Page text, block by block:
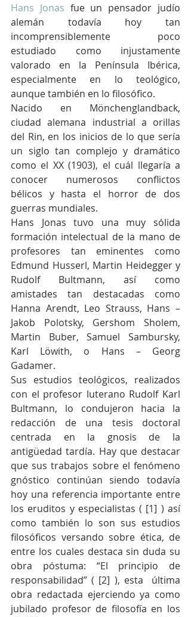
Hans Jonas fue un pensador judío
alemán todavía hoy tan
incomprensiblemente poco
estudiado como injustamente
valorado en la Península Ibérica,
especialmente en lo teológico,
aunque también en lo filosófico.
Nacido en Mönchenglandback,
ciudad alemana industrial a orillas
del Rin, en los inicios de lo que sería
un siglo tan complejo y dramático
como el XX (1903), el cuál llegaría a
conocer numerosos conflictos
bélicos y hasta el horror de dos
guerras mundiales.
Hans Jonas tuvo una muy sólida
formación intelectual de la mano de
profesores tan eminentes como
Edmund Husserl, Martin Heidegger y
Rudolf Bultmann, así como
amistades tan destacadas como
Hanna Arendt, Leo Strauss, Hans –
Jakob Polotsky, Gershom Sholem,
Martin Buber, Samuel Sambursky,
Karl Löwith, o Hans – Georg
Gadamer.
Sus estudios teológicos, realizados
con el profesor luterano Rudolf Karl
Bultmann, lo condujeron hacia la
redacción de una tesis doctoral
centrada en la gnosis de la
antigüedad tardía. Hay que destacar
que sus trabajos sobre el fenómeno
gnóstico continúan siendo todavía
hoy una referencia importante entre
los eruditos y especialistas ( [1] ) así
como también lo son sus estudios
filosóficos versando sobre ética, de
entre los cuales destaca sin duda su
obra póstuma: “El principio de
responsabilidad” ( [2] ), esta  última
obra redactada ejerciendo ya como
jubilado profesor de filosofía en los